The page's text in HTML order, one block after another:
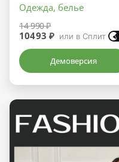
Одежда, белье
14 990 ₽
10493 ₽ или в Сплит
Демоверсия